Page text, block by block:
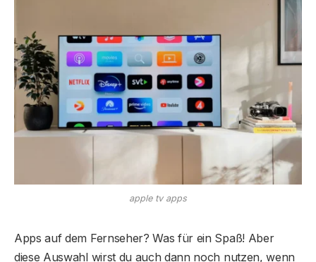
apple tv apps
Apps auf dem Fernseher? Was für ein Spaß! Aber
diese Auswahl wirst du auch dann noch nutzen, wenn